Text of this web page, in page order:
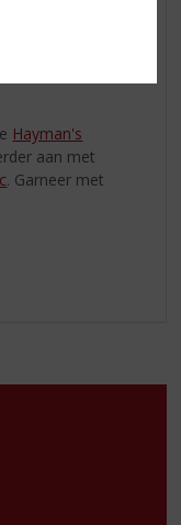
Hayman's
aan met
. Garneer met